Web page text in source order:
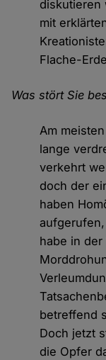
diskutieren
mit
Flache-
Was stört Sie
Am
lange
verkehrt
doch der
haben
habe in
betreffend
Doch jetzt
die Opfer